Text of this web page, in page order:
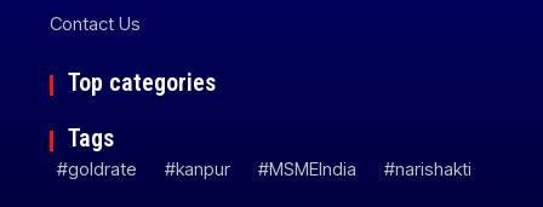
Contact Us
Top categories
Tags
#goldrate #kanpur #MSMEIndia #narishakti